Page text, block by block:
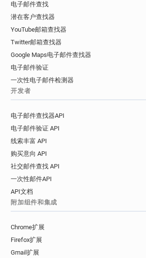
电子邮件查找
潜在客户查找器
YouTube邮箱查找器
Twitter邮箱查找器
Google Maps电子邮件查找器
电子邮件验证
一次性电子邮件检测器
开发者
电子邮件查找器API
电子邮件验证 API
线索丰富 API
购买意向 API
社交邮件查找 API
一次性邮件API
API文档
附加组件和集成
Chrome扩展
Firefox扩展
Gmail扩展